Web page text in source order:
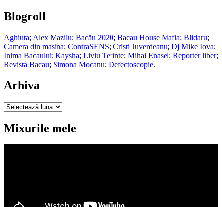
Blogroll
Aghiuta; Alex Mazilu; Bacău 2020; Bacau House Mafia; Blidaru;
Camera din masina; ContraSENS; Cristi Juverdeanu; Dj Mike Iova;
Inima Bacaului; Kaysha; Liviu Terinte; Mihai Enasel; Reporter liber;
Revista Bacau; Simona Mocanu; Defectoscopie.
Arhiva
Arhiva
Mixurile mele